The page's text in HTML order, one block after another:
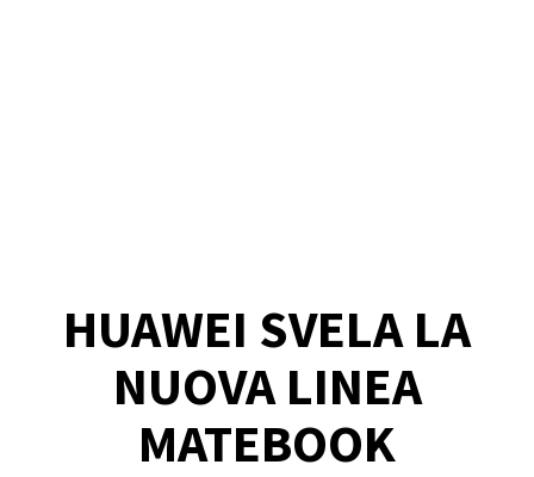
HUAWEI SVELA LA
NUOVA LINEA
MATEBOOK